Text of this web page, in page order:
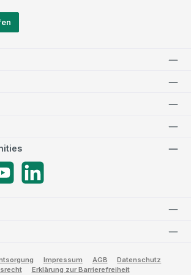
Impressum AGB
Datenschutz
Erklärung zur Barrierefreiheit